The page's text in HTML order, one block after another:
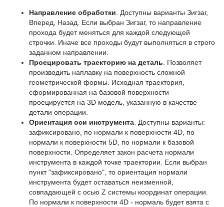
Направление обработки . Доступны варианты Зигзаг,
Вперед, Назад. Если выбран Зигзаг, то направление
прохода будет меняться для каждой следующей
строчки. Иначе все проходы будут выполняться в строго
заданном направлении.
Проецировать траекторию на деталь . Позволяет
производить наплавку на поверхность сложной
геометрической формы. Исходная траектория,
сформированная на базовой поверхности
проецируется на 3D модель, указанную в качестве
детали операции.
Ориентация оси инструмента . Доступны варианты:
зафиксировано, по нормали к поверхности 4D, по
нормали к поверхности 5D, по нормали к базовой
поверхности. Определяет закон расчета нормали
инструмента в каждой точке траектории. Если выбран
пункт "зафиксировано", то ориентация нормали
инструмента будет оставаться неизменной,
совпадающей с осью Z системы координат операции.
По нормали к поверхности 4D - нормаль будет взята с